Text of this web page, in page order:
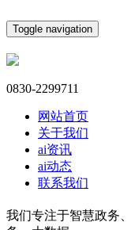
Toggle navigation
0830-2299711
网站首页
关于我们
ai资讯
ai动态
联系我们
我们专注于智慧政务